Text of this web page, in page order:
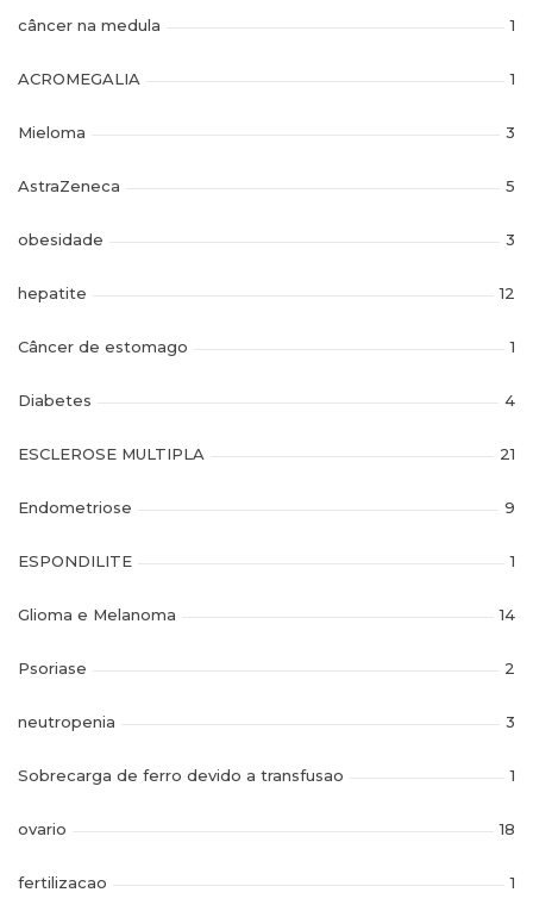
câncer na medula 1
ACROMEGALIA 1
Mieloma 3
AstraZeneca 5
obesidade 3
hepatite 12
Câncer de estomago 1
Diabetes 4
ESCLEROSE MULTIPLA 21
Endometriose 9
ESPONDILITE 1
Glioma e Melanoma 14
Psoriase 2
neutropenia 3
Sobrecarga de ferro devido a transfusao 1
ovario 18
fertilizacao 1